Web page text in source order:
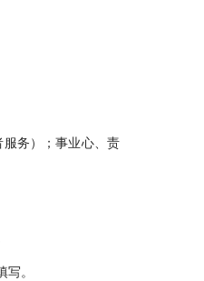
务）；事业心、责
。